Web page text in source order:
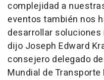
complejidad a
eventos también nos
desarrollar
dijo Joseph Edward
consejero delegado
Mundial de